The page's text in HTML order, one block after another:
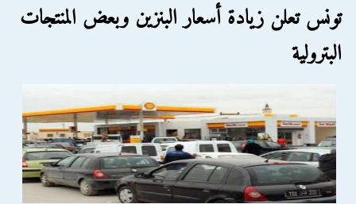
تونس تعلن زيادة أسعار البنزين وبعض المنتجات
البترولية